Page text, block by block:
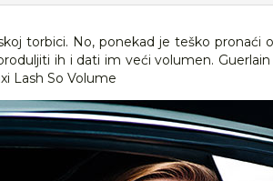
torbici. No, ponekad je teško pronaći
ih i dati im veći volumen.
Lash So Volume